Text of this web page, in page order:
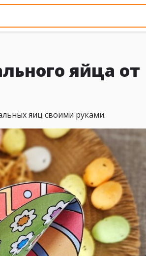
яйца от
яиц своими руками.